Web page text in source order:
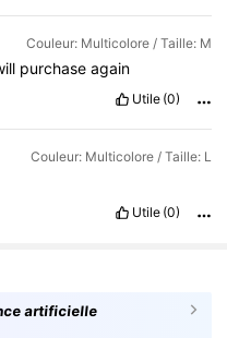
Couleur: Multicolore / Taille: M
purchaseagain
Utile (0)
Couleur: Multicolore / Taille: L
Utile (0)
artificielle